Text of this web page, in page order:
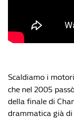
Scaldiamo i
che nel 2005
della finale di
drammatica già di